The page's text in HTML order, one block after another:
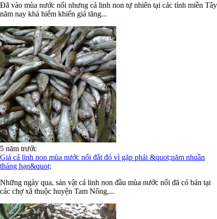
Đã vào mùa nước nổi nhưng cá linh non tự nhiên tại các tỉnh miền Tây
năm nay khá hiếm khiến giá tăng...
5 năm trước
Giá cá linh non mùa nước nổi đắt đỏ vì gặp phải &quot;năm nhuần
tháng hạn&quot;
Những ngày qua, sản vật cá linh non đầu mùa nước nổi đã có bán tại
các chợ xã thuộc huyện Tam Nông,...